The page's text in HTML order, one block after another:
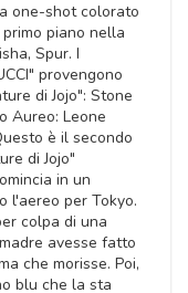
one-shot colorato
piano nella
Spur. I
provengono
di Jojo": Stone
Aureo: Leone
è il secondo
di Jojo"
in un
l'aereo per Tokyo.
colpa di una
avesse fatto
che morisse. Poi,
blu che la sta